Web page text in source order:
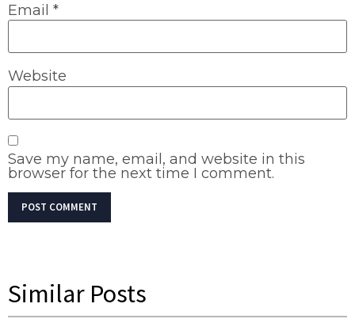
Email *
Website
Save my name, email, and website in this
browser for the next time I comment.
Similar Posts